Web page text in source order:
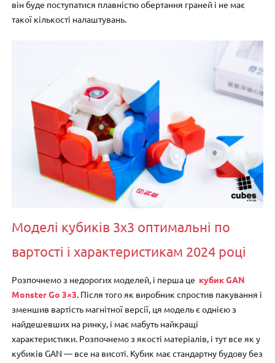
він буде поступатися плавністю обертання граней і не має
такої кількості налаштувань.
Моделі кубиків 3х3 оптимальні по
вартості і характеристикам 2024 році
Розпочнемо з недорогих моделей, і перша це кубик GAN
Monster Go 3×3. Після того як виробник спростив пакування і
зменшив вартість магнітної версії, ця модель є однією з
найдешевших на ринку, і має мабуть найкращі
характеристики. Розпочнемо з якості матеріалів, і тут все як у
кубиків GAN — все на висоті. Кубик має стандартну будову без